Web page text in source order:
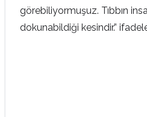
görebiliyormuşuz. Tıbbın
dokunabildiği kesindir.”